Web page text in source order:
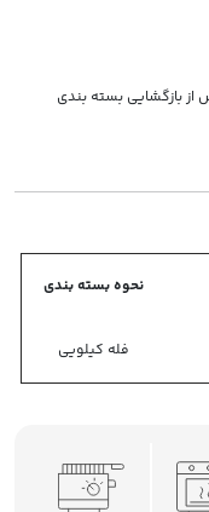
مصرف ظرف مدت 5 روز پس از بازگشایی بسته بندی
نحوه بسته بندی
فله کیلویی